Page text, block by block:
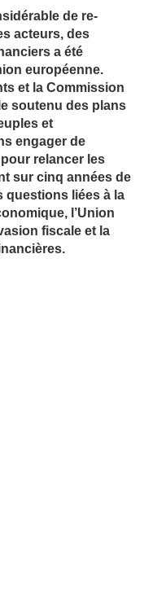
de re-
acteurs, des
a été
européenne.
et la Commission
soutenu des plans
et
engager de
relancer les
sur cinq années de
questions liées à la
l’Union
fiscale et la